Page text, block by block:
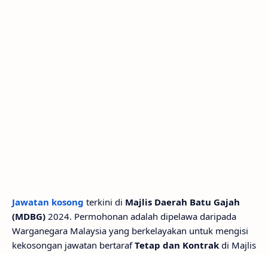
Jawatan kosong terkini di Majlis Daerah Batu Gajah
(MDBG) 2024. Permohonan adalah dipelawa daripada
Warganegara Malaysia yang berkelayakan untuk mengisi
kekosongan jawatan bertarafTetap dan Kontrak di Majlis